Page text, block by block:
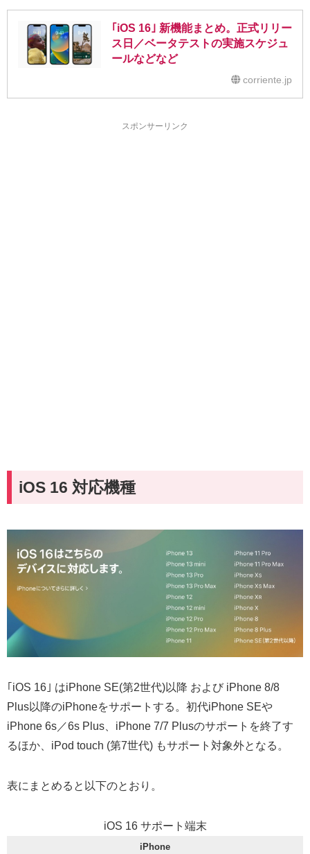
｢iOS 16｣ 新機能まとめ。正式リリー
ス日／ベータテストの実施スケジュ
ールなどなど
corriente.jp
スポンサーリンク
iOS 16 対応機種
｢iOS 16｣ はiPhone SE(第2世代)以降 および iPhone 8/8
Plus以降のiPhoneをサポートする。初代iPhone SEや
iPhone 6s／6s Plus、iPhone 7/7 Plusのサポートを終了す
るほか、iPod touch (第7世代) もサポート対象外となる。
表にまとめると以下のとおり。
iOS 16 サポート端末
iPhone